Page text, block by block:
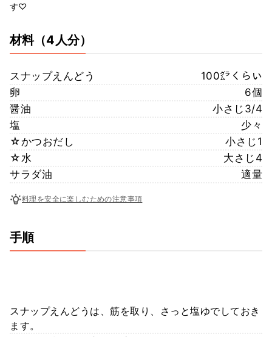
す♡
材料（4人分）
スナップえんどう
100㌘くらい
卵
6個
醤油
小さじ3/4
塩
少々
☆かつおだし
小さじ1
☆水
大さじ4
サラダ油
適量
料理を安全に楽しむための注意事項
手順
スナップえんどうは、筋を取り、さっと塩ゆでしておき
ます。